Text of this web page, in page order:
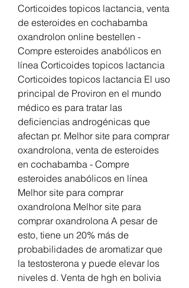
Corticoides topicos lactancia, venta
de esteroides en cochabamba
oxandrolon online bestellen -
Compre esteroides anabólicos en
línea Corticoides topicos lactancia
Corticoides topicos lactancia El uso
principal de Proviron en el mundo
médico es para tratar las
deficiencias androgénicas que
afectan pr. Melhor site para comprar
oxandrolona, venta de esteroides
en cochabamba - Compre
esteroides anabólicos en línea
Melhor site para comprar
oxandrolona Melhor site para
comprar oxandrolona A pesar de
esto, tiene un 20% más de
probabilidades de aromatizar que
la testosterona y puede elevar los
niveles d. Venta de hgh en bolivia